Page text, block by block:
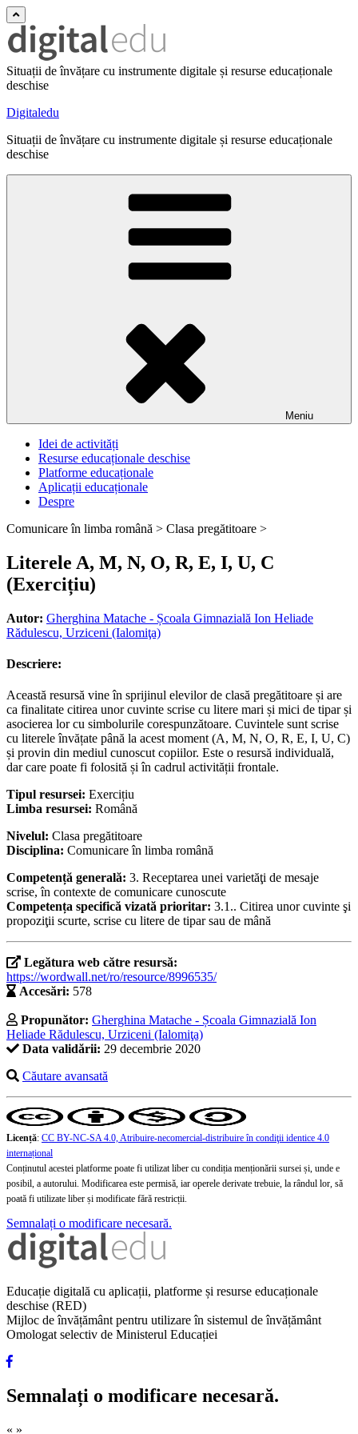
Situații de învățare cu instrumente digitale și resurse educaționale
deschise
Digitaledu
Situații de învățare cu instrumente digitale și resurse educaționale
deschise
Meniu
Idei de activități
Resurse educaționale deschise
Platforme educaționale
Aplicații educaționale
Despre
Comunicare în limba română > Clasa pregătitoare >
Literele A, M, N, O, R, E, I, U, C
(Exercițiu)
Autor: Gherghina Matache - Școala Gimnazială Ion Heliade
Rădulescu, Urziceni (Ialomiţa)
Descriere:
Această resursă vine în sprijinul elevilor de clasă pregătitoare și are
ca finalitate citirea unor cuvinte scrise cu litere mari și mici de tipar și
asocierea lor cu simbolurile corespunzătoare. Cuvintele sunt scrise
cu literele învățate până la acest moment (A, M, N, O, R, E, I, U, C)
și provin din mediul cunoscut copiilor. Este o resursă individuală,
dar care poate fi folosită și în cadrul activității frontale.
Tipul resursei: Exercițiu
Limba resursei: Română
Nivelul: Clasa pregătitoare
Disciplina: Comunicare în limba română
Competență generală: 3. Receptarea unei varietăţi de mesaje
scrise, în contexte de comunicare cunoscute
Competența specifică vizată prioritar: 3.1.. Citirea unor cuvinte şi
propoziţii scurte, scrise cu litere de tipar sau de mână
Legătura web către resursă:
https://wordwall.net/ro/resource/8996535/
Accesări: 578
Propunător: Gherghina Matache - Școala Gimnazială Ion
Heliade Rădulescu, Urziceni (Ialomiţa)
Data validării: 29 decembrie 2020
Căutare avansată
Licență: CC BY-NC-SA 4.0, Atribuire-necomercial-distribuire în condiţii identice 4.0
internațional
Conținutul acestei platforme poate fi utilizat liber cu condiția menționării sursei și, unde e
posibil, a autorului. Modificarea este permisă, iar operele derivate trebuie, la rândul lor, să
poată fi utilizate liber și modificate fără restricții.
Semnalați o modificare necesară.
Educație digitală cu aplicații, platforme și resurse educaționale
deschise (RED)
Mijloc de învățământ pentru utilizare în sistemul de învățământ
Omologat selectiv de Ministerul Educației
Semnalați o modificare necesară.
« »